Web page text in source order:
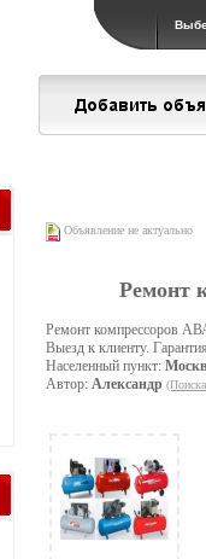
Объявление не актуально
Ремонт
Ремонт компрессоров
Выезд к клиенту.
Населенный пункт:
Автор: Александр